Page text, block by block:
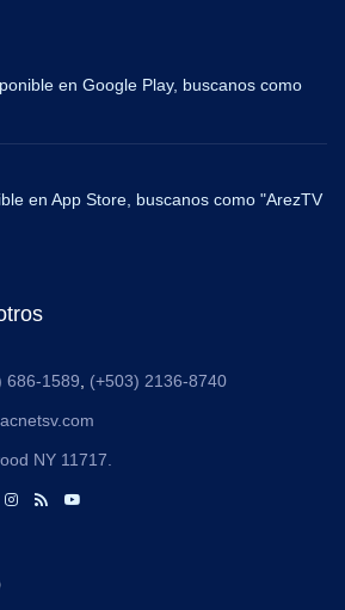
en Google Play, buscanos como
en App Store, buscanos como "ArezTV
686-1589 (+503) 2136-8740
NY 11717.